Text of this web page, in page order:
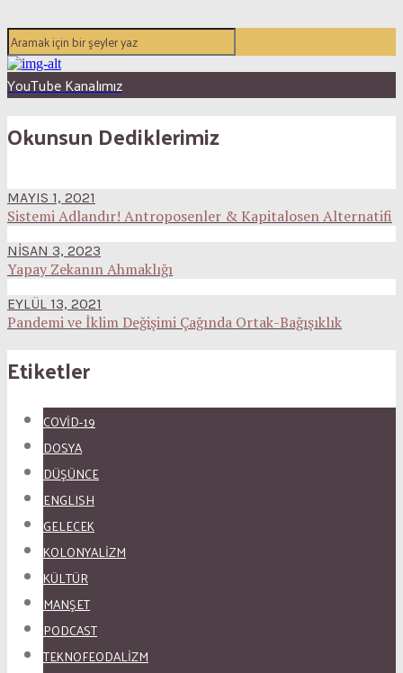
YouTube Kanalımız
Okunsun Dediklerimiz
MAYIS 1, 2021
Sistemi Adlandır! Antroposenler & Kapitalosen Alternatifi
NISAN 3, 2023
Yapay Zekanın Ahmaklığı
EYLÜL 13, 2021
Pandemi ve İklim Değişimi Çağında Ortak-Bağışıklık
Etiketler
COVID-19
DOSYA
DÜŞÜNCE
ENGLISH
GELECEK
KOLONYALİZM
KÜLTÜR
MANŞET
PODCAST
TEKNOFEODALİZM